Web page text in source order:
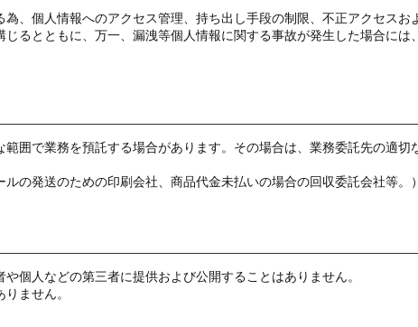
、個人情報へのアクセス管理、持ち出し手段の制限、不正アクセスお
るとともに、万一、漏洩等個人情報に関する事故が発生した場合には
囲で業務を預託する場合があります。その場合は、業務委託先の適切
の発送のための印刷会社、商品代金未払いの場合の回収委託会社等。）
個人などの第三者に提供および公開することはありません。
ません。